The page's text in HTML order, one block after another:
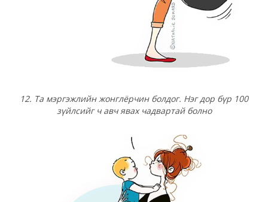
12. Та мэргэжлийн жонглёрчин болдог. Нэг дор бүр 100
зүйлсийг ч авч явах чадвартай болно